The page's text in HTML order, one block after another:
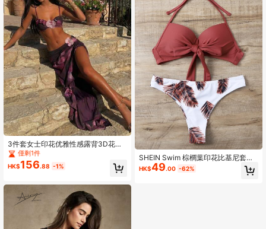
3件套女士印花优雅性感露背3D花朵
沙滩连衣裙比基尼套装，春夏度假
僅剩1件
HK$156.88 -1%
SHEIN Swim 棕櫚葉印花比基尼套裝
前打結聚攏內衣和泳衣下裝2入組泳衣
HK$49.00 -62%